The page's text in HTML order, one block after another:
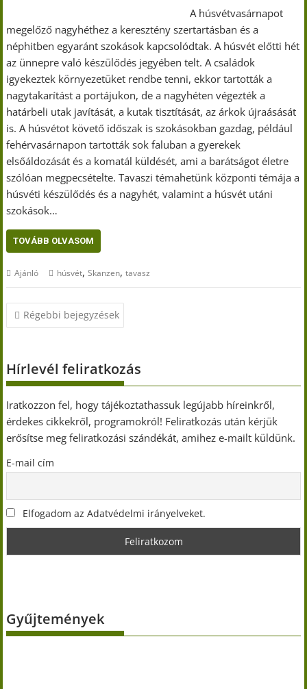
A húsvétvasárnapot
megelőző nagyhéthez a keresztény szertartásban és a
néphitben egyaránt szokások kapcsolódtak. A húsvét előtti hét
az ünnepre való készülődés jegyében telt. A családok
igyekeztek környezetüket rendbe tenni, ekkor tartották a
nagytakarítást a portájukon, de a nagyhéten végezték a
határbeli utak javítását, a kutak tisztítását, az árkok újraásását
is. A húsvétot követő időszak is szokásokban gazdag, például
fehérvasárnapon tartották sok faluban a gyerekek
elsőáldozását és a komatál küldését, ami a barátságot életre
szólóan megpecsételte. Tavaszi témahetünk központi témája a
húsvéti készülődés és a nagyhét, valamint a húsvét utáni
szokások…
TOVÁBB OLVASOM
Ajánló húsvét,Skanzen,tavasz
Bejegyzés
navigáció
Régebbi bejegyzések
Hírlevél feliratkozás
Iratkozzon fel, hogy tájékoztathassuk legújabb híreinkről,
érdekes cikkekről, programokról! Feliratkozás után kérjük
erősítse meg feliratkozási szándékát, amihez e-mailt küldünk.
E-mail cím
Elfogadom az Adatvédelmi irányelveket.
Gyűjtemények